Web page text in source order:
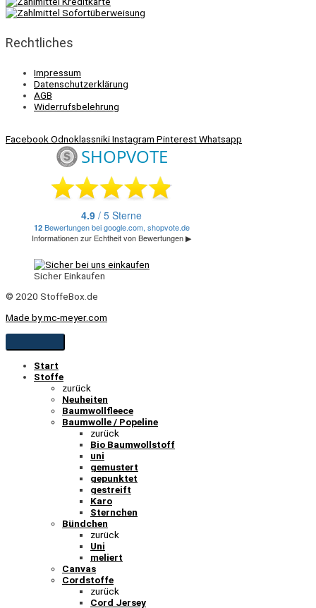
Rechtliches
Impressum
Datenschutzerklärung
AGB
Widerrufsbelehrung
FacebookOdnoklassnikiInstagram PinterestWhatsapp
Sicher Einkaufen
© 2020 StoffeBox.de
Made by mc-meyer.com
Start
Stoffe
zurück
Neuheiten
Baumwollfleece
Baumwolle / Popeline
zurück
Bio Baumwollstoff
uni
gemustert
gepunktet
gestreift
Karo
Sternchen
Bündchen
zurück
Uni
meliert
Canvas
Cordstoffe
zurück
Cord Jersey